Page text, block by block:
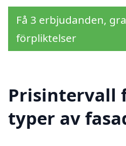
Få 3 erbjudanden,
förpliktelser
Prisintervall
typer av